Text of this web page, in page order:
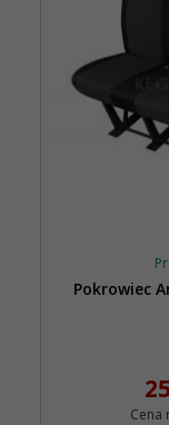
Pokrowiec
Cena